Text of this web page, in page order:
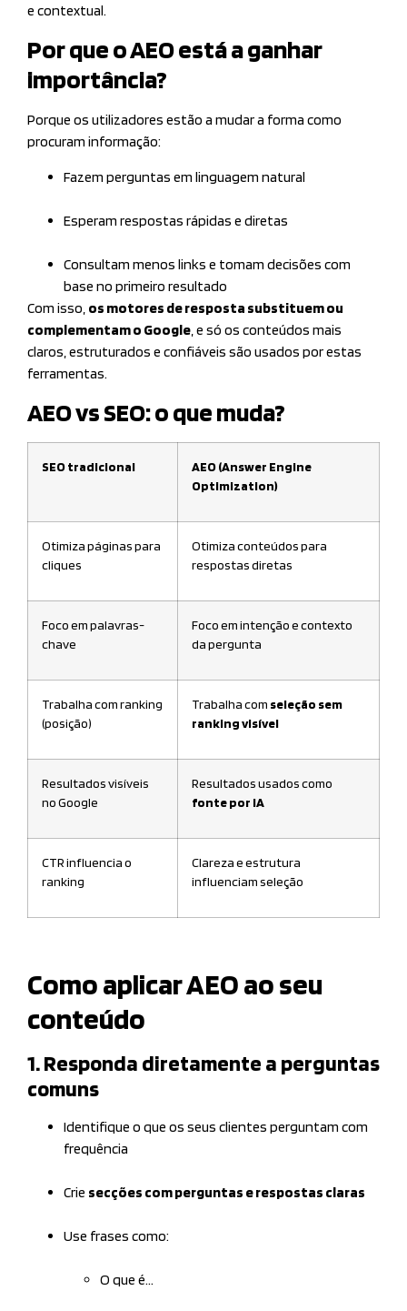
e contextual.
Por que o AEO está a ganhar
importância?
Porque os utilizadores estão a mudar a forma como
procuram informação:
Fazem perguntas em linguagem natural
Esperam respostas rápidas e diretas
Consultam menos links e tomam decisões com
base no primeiro resultado
Com isso, os motores de resposta substituem ou
complementam o Google , e só os conteúdos mais
claros, estruturados e confiáveis são usados por estas
ferramentas.
AEO vs SEO: o que muda?
SEO tradicional
AEO (Answer Engine
Optimization)
Otimiza páginas para
cliques
Otimiza conteúdos para
respostas diretas
Foco em palavras-
chave
Foco em intenção e contexto
da pergunta
Trabalha com ranking
(posição)
Trabalha com seleção sem
ranking visível
Resultados visíveis
no Google
Resultados usados como
fonte por IA
CTR influencia o
ranking
Clareza e estrutura
influenciam seleção
Como aplicar AEO ao seu
conteúdo
1. Responda diretamente a perguntas
comuns
Identifique o que os seus clientes perguntam com
frequência
Crie secções com perguntas e respostas claras
Use frases como:
O que é…